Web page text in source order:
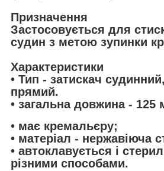
Призначення
Застосовується для
судин з метою зупинки
Характеристики
• Тип - затискач
прямий.
• загальна довжина - 125
• має кремальєру;
• матеріал - нержавіюча
• автоклавується і
різними способами.